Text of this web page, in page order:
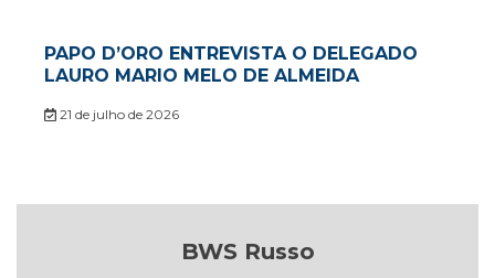
PAPO D’ORO ENTREVISTA O DELEGADO
LAURO MARIO MELO DE ALMEIDA
21 de julho de 2026
BWS Russo